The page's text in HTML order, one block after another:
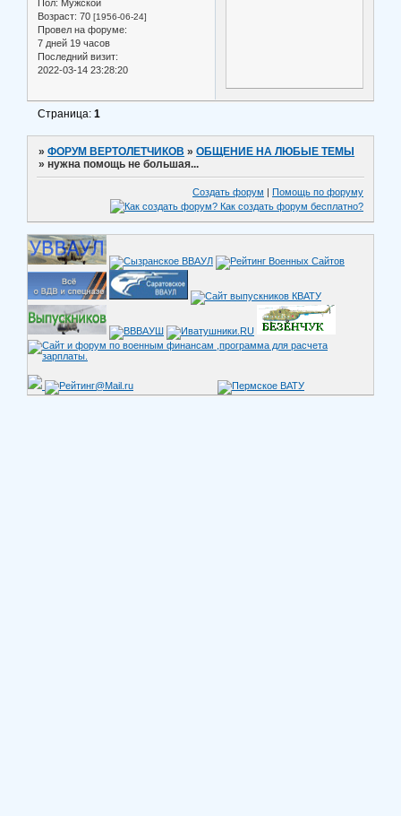
Пол: Мужской
Возраст: 70 [1956-06-24]
Провел на форуме:
7 дней 19 часов
Последний визит:
2022-03-14 23:28:20
Страница:1
»ФОРУМ ВЕРТОЛЕТЧИКОВ »ОБЩЕНИЕ НА ЛЮБЫЕ ТЕМЫ
»нужна помощь не большая...
Создать форум | Помощь по форуму